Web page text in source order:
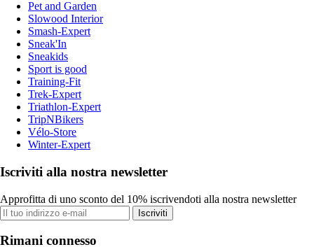
Pet and Garden
Slowood Interior
Smash-Expert
Sneak'In
Sneakids
Sport is good
Training-Fit
Trek-Expert
Triathlon-Expert
TripNBikers
Vélo-Store
Winter-Expert
Iscriviti alla nostra newsletter
Approfitta di uno sconto del 10% iscrivendoti alla nostra newsletter
Iscriviti
Rimani connesso